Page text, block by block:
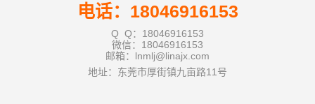
电话：18046916153
Q Q：18046916153
微信：18046916153
邮箱：lnmlj@linajx.com
地址：东莞市厚街镇九亩路11号